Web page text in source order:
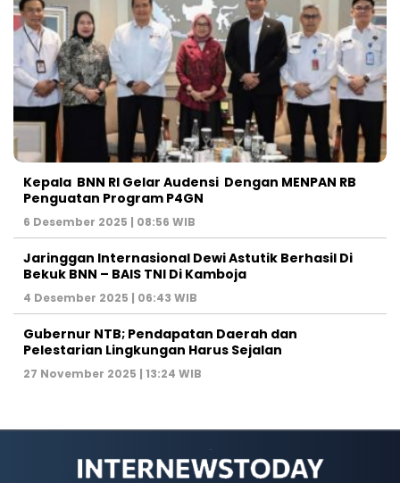
Kepala BNN RI Gelar Audensi Dengan MENPAN RB
Penguatan Program P4GN
6 Desember 2025 | 08:56 WIB
Jaringgan Internasional Dewi Astutik Berhasil Di
Bekuk BNN – BAIS TNI Di Kamboja
4 Desember 2025 | 06:43 WIB
Gubernur NTB; Pendapatan Daerah dan
Pelestarian Lingkungan Harus Sejalan
27 November 2025 | 13:24 WIB